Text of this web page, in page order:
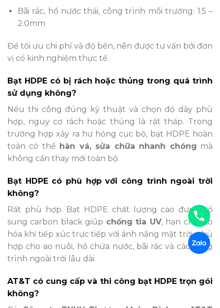
Bãi rác, hồ nước thải, công trình môi trường: 1.5 –
2.0mm
Để tối ưu chi phí và độ bền, nên được tư vấn bởi đơn
vị có kinh nghiệm thực tế.
Bạt HDPE có bị rách hoặc thủng trong quá trình
sử dụng không?
Nếu thi công đúng kỹ thuật và chọn độ dày phù
hợp, nguy cơ rách hoặc thủng là rất thấp. Trong
trường hợp xảy ra hư hỏng cục bộ, bạt HDPE hoàn
toàn có thể hàn vá, sửa chữa nhanh chóng mà
không cần thay mới toàn bộ.
Bạt HDPE có phù hợp với công trình ngoài trời
không?
Rất phù hợp. Bạt HDPE chất lượng cao được bổ
sung carbon black giúp chống tia UV, hạn chế lão
hóa khi tiếp xúc trực tiếp với ánh nắng mặt trời, phù
hợp cho ao nuôi, hồ chứa nước, bãi rác và các công
trình ngoài trời lâu dài.
AT&T có cung cấp và thi công bạt HDPE trọn gói
không?